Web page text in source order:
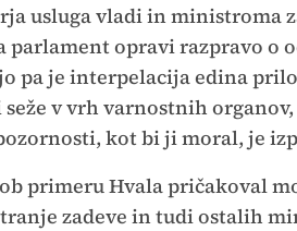
usluga vladi in ministroma
parlament opravi razpravo o
pa je interpelacija edina
v vrh varnostnih
kot bi ji moral, je
primeru Hvala pričakoval
zadeve in tudi ostalih